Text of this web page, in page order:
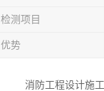
检测项目
优势
消防工程设计施